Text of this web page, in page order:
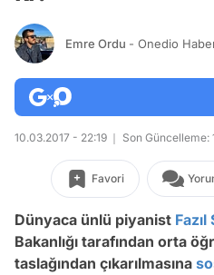
Emre Ordu - Onedio
10.03.2017 - 22:19 Son Güncelleme:
Favori
Dünyaca ünlü piyanist Fazıl
Bakanlığı tarafından orta
taslağından çıkarılmasına